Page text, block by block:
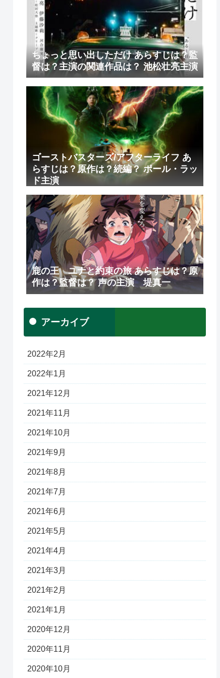
ちょっと思い出しただけ あらすじは？監
督は？主演の関連作品は？ 池松壮亮主演
ゴーストバスターズ/アフターライフ あ
らすじは？原作は？続編？ ポール・ラッ
ド主演
鹿の王 ユナと約束の旅 あらすじは？原
作は？監督は？ 声の主演 堤真一
アーカイブ
2022年2月
2022年1月
2021年12月
2021年11月
2021年10月
2021年9月
2021年8月
2021年7月
2021年6月
2021年5月
2021年4月
2021年3月
2021年2月
2021年1月
2020年12月
2020年11月
2020年10月